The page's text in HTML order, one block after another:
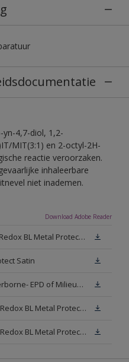
4,7-diol, 1,2-
MIT(3:1) en 2-octyl-2H-
reactie veroorzaken.
inhaleerbare
niet inademen.
Download Adobe Reader
Technisch Informatieblad Redox BL Metal Protect (PDF)
Satin
Sikkens Metal Paints Waterborne- EPD of Milieuproductverklaring
Veiligheidsinformatieblad Redox BL Metal Protect Satin N00 (MSDS)
Veiligheidsinformatieblad Redox BL Metal Protect Satin White W05 (MSDS)